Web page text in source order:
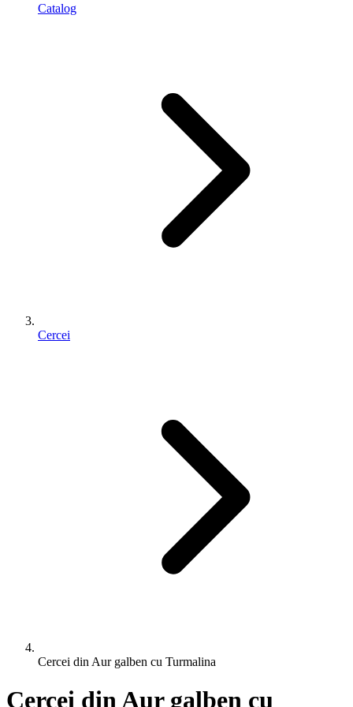
Catalog
Cercei
Cercei din Aur galben cu Turmalina
Cercei din Aur galben cu